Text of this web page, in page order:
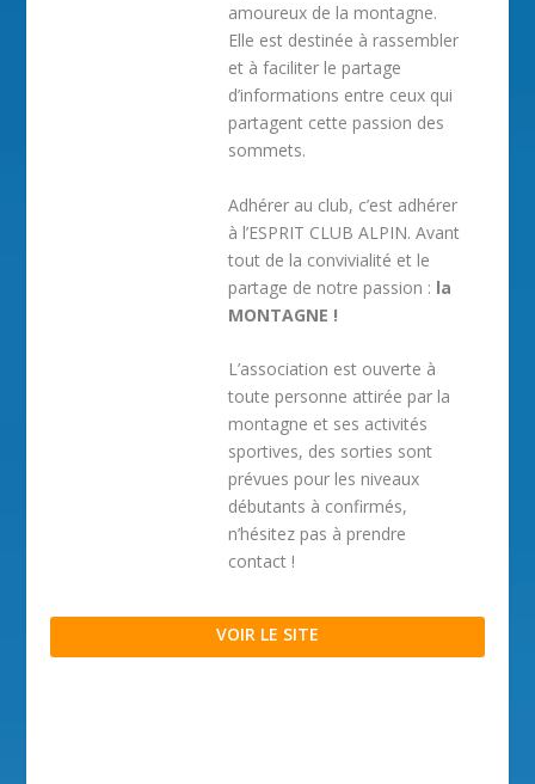
amoureux de la montagne.
Elle est destinée à rassembler
et à faciliter le partage
d’informations entre ceux qui
partagent cette passion des
sommets.
Adhérer au club, c’est adhérer
à l’ESPRIT CLUB ALPIN. Avant
tout de la convivialité et le
partage de notre passion : la
MONTAGNE !
L’association est ouverte à
toute personne attirée par la
montagne et ses activités
sportives, des sorties sont
prévues pour les niveaux
débutants à confirmés,
n’hésitez pas à prendre
contact !
VOIR LE SITE